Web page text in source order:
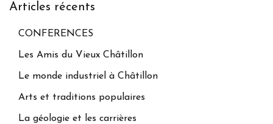
Articles récents
CONFERENCES
Les Amis du Vieux Châtillon
Le monde industriel à Châtillon
Arts et traditions populaires
La géologie et les carrières